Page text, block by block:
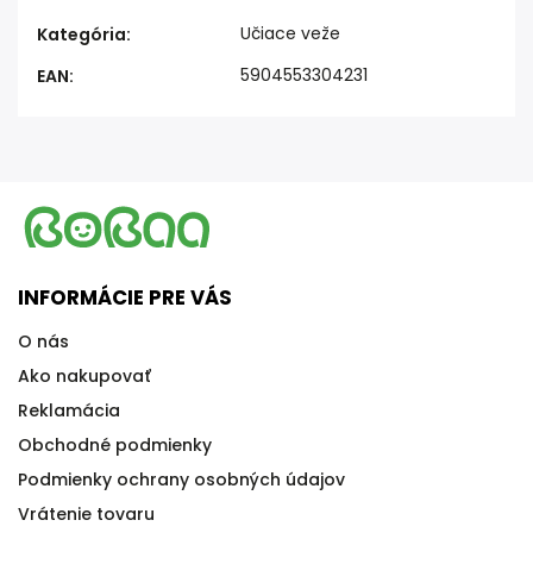
Kategória:
Učiace veže
EAN: 5904553304231
INFORMÁCIE PRE VÁS
O nás
Ako nakupovať
Reklamácia
Obchodné podmienky
Podmienky ochrany osobných údajov
Vrátenie tovaru